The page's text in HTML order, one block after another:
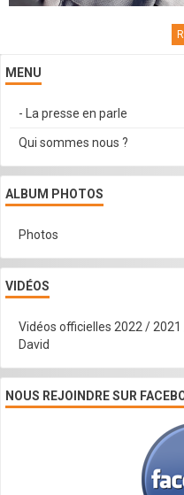
MENU
- La presse en parle
Qui sommes nous ?
ALBUM PHOTOS
Photos
VIDÉOS
Vidéos officielles 2022 /
David
NOUS REJOINDRE SUR